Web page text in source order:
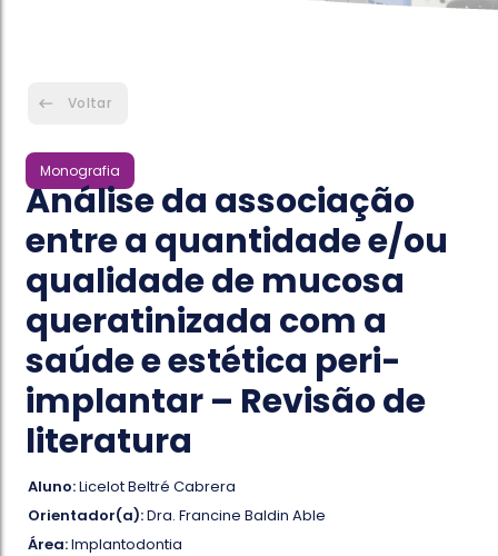
Voltar
Monografia
Análise da associação
entre a quantidade e/ou
qualidade de mucosa
queratinizada com a
saúde e estética peri-
implantar – Revisão de
literatura
Aluno:Licelot Beltré Cabrera
Orientador(a):Dra. Francine Baldin Able
Área:Implantodontia